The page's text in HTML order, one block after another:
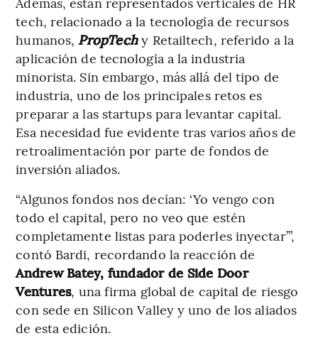
tech, relacionado a la tecnología de recursos
humanos,PropTechy Retailtech, referido a la
aplicación de tecnología a la industria
minorista. Sin embargo, más allá del tipo de
industria, uno de los principales retos es
preparar a las startups para levantar capital.
Esa necesidad fue evidente tras varios años de
retroalimentación por parte de fondos de
inversión aliados.
“Algunos fondos nos decían: ‘Yo vengo con
todo el capital, pero no veo que estén
completamente listas para poderles inyectar’”,
contó Bardi, recordando la reacción de
Andrew Batey, fundador de Side Door
Ventures, una firma global de capital de riesgo
con sede en Silicon Valley y uno de los aliados
de esta edición.